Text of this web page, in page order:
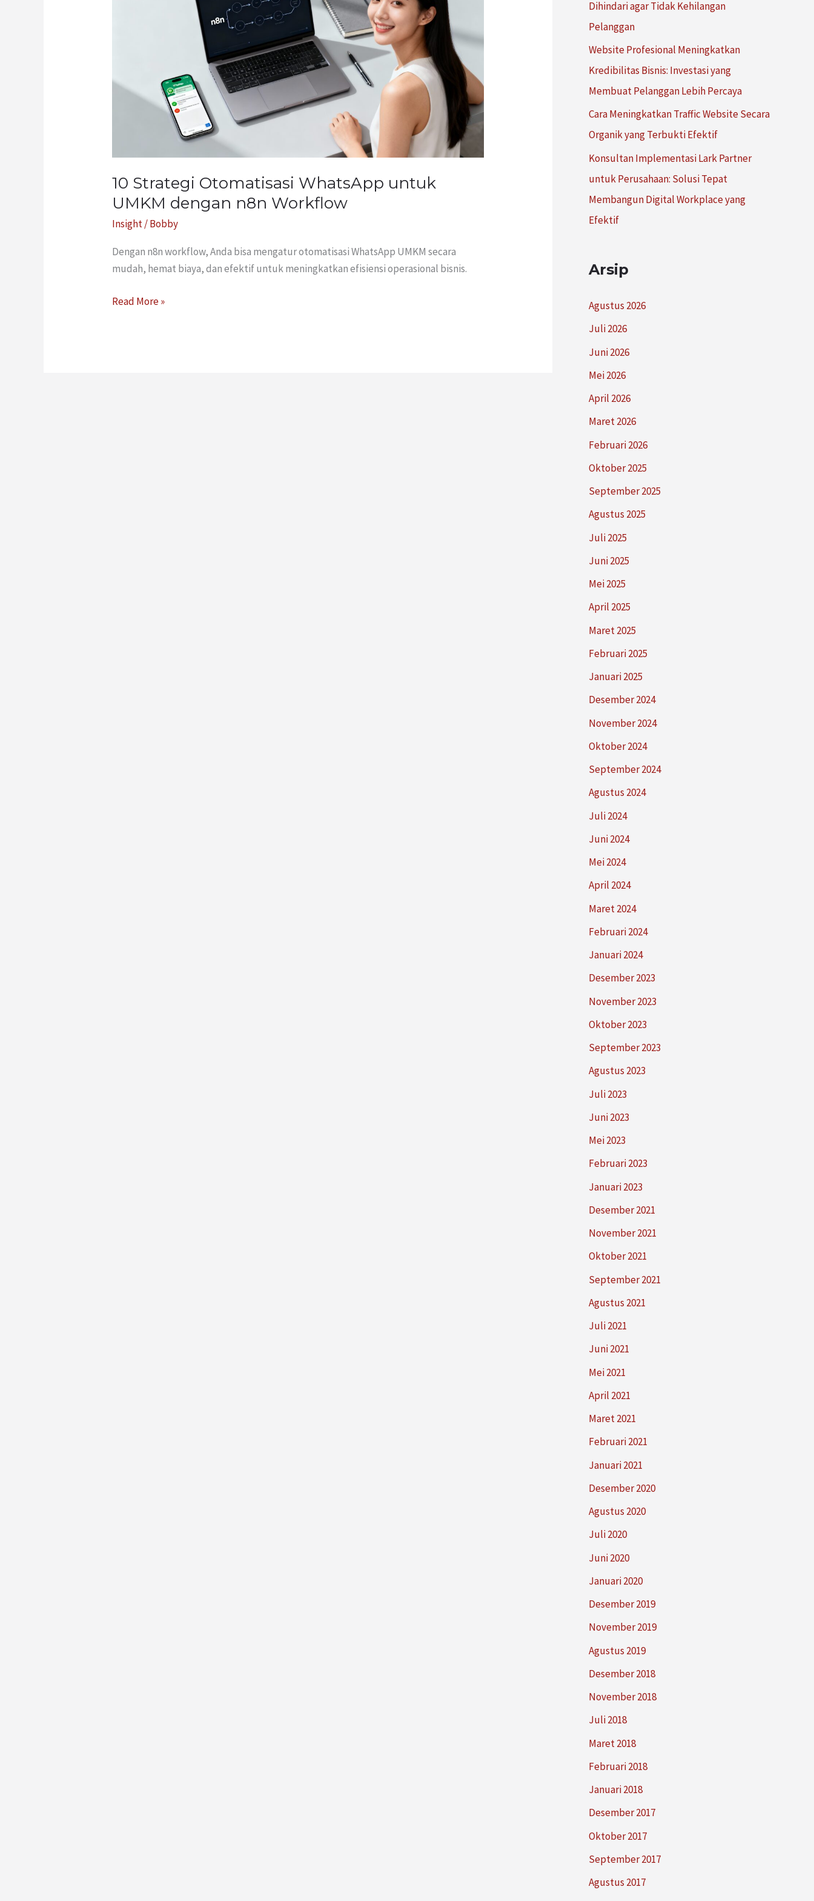
10 Strategi Otomatisasi WhatsApp untuk
UMKM dengan n8n Workflow
Insight/Bobby
Dengan n8n workflow, Anda bisa mengatur otomatisasi WhatsApp UMKM secara
mudah, hemat biaya, dan efektif untuk meningkatkan efisiensi operasional bisnis.
Workflow
Read More »
Dihindari agar Tidak Kehilangan
Pelanggan
Website Profesional Meningkatkan
Kredibilitas Bisnis: Investasi yang
Membuat Pelanggan Lebih Percaya
Cara Meningkatkan Traffic Website Secara
Organik yang Terbukti Efektif
Konsultan Implementasi Lark Partner
untuk Perusahaan: Solusi Tepat
Membangun Digital Workplace yang
Efektif
Arsip
Agustus 2026
Juli 2026
Juni 2026
Mei 2026
April 2026
Maret 2026
Februari 2026
Oktober 2025
September 2025
Agustus 2025
Juli 2025
Juni 2025
Mei 2025
April 2025
Maret 2025
Februari 2025
Januari 2025
Desember 2024
November 2024
Oktober 2024
September 2024
Agustus 2024
Juli 2024
Juni 2024
Mei 2024
April 2024
Maret 2024
Februari 2024
Januari 2024
Desember 2023
November 2023
Oktober 2023
September 2023
Agustus 2023
Juli 2023
Juni 2023
Mei 2023
Februari 2023
Januari 2023
Desember 2021
November 2021
Oktober 2021
September 2021
Agustus 2021
Juli 2021
Juni 2021
Mei 2021
April 2021
Maret 2021
Februari 2021
Januari 2021
Desember 2020
Agustus 2020
Juli 2020
Juni 2020
Januari 2020
Desember 2019
November 2019
Agustus 2019
Desember 2018
November 2018
Juli 2018
Maret 2018
Februari 2018
Januari 2018
Desember 2017
Oktober 2017
September 2017
Agustus 2017